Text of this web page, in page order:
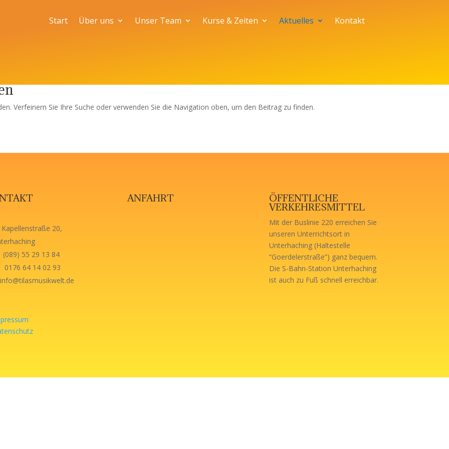
Start Über uns Unser Team Kurse & Zeiten Aktuelles Kontakt
Verfeinern Sie Ihre Suche oder verwenden Sie die Navigation oben, um den Beitrag zu finden.
20,
55 29 13 84
64 14 02 93
ANFAHRT ÖFFENTLICHE
VERKEHRESMITTEL
Mit der Buslinie 220 erreichen Sie
unseren Unterrichtsort in
Unterhaching (Haltestelle
“Goerdelerstraße”) ganz bequem.
Die S-Bahn-Station Unterhaching
ist auch zu Fuß schnell erreichbar.